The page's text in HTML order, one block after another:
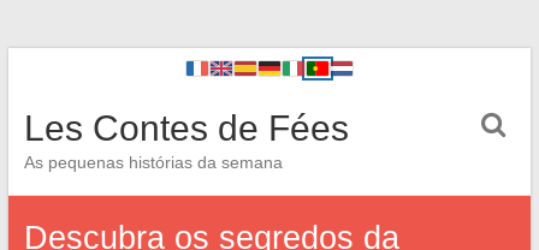
Les Contes de Fées
As pequenas histórias da semana
Descubra os segredos da